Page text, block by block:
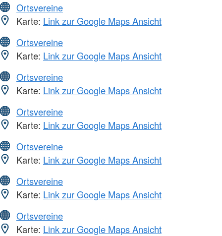
Ortsvereine
Karte: Link zur Google Maps Ansicht
Ortsvereine
Karte: Link zur Google Maps Ansicht
Ortsvereine
Karte: Link zur Google Maps Ansicht
Ortsvereine
Karte: Link zur Google Maps Ansicht
Ortsvereine
Karte: Link zur Google Maps Ansicht
Ortsvereine
Karte: Link zur Google Maps Ansicht
Ortsvereine
Karte: Link zur Google Maps Ansicht